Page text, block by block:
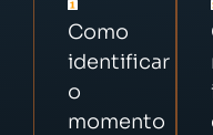
Como
identificar
o
momento